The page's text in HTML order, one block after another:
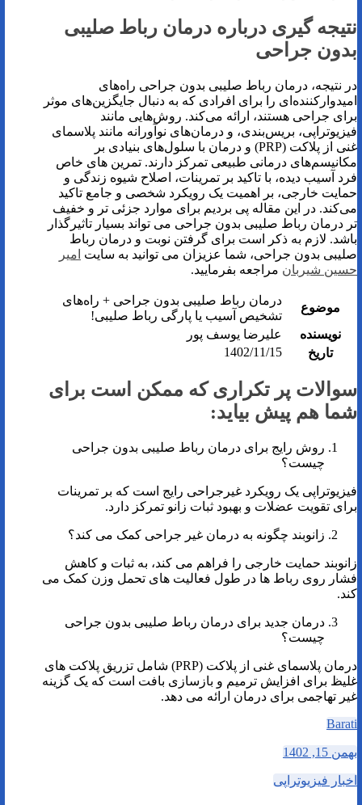
نتیجه گیری درباره درمان رباط صلیبی
بدون جراحی
در نتیجه، درمان رباط صلیبی بدون جراحی راه‌های
امیدوارکننده‌ای را برای افرادی که به دنبال جایگزین‌های موثر
برای جراحی هستند، ارائه می‌کند. روش‌هایی مانند
فیزیوتراپی، بریس‌بندی، و درمان‌های نوآورانه مانند پلاسمای
غنی از پلاکت (PRP) و درمان با سلول‌های بنیادی بر
مکانیسم‌های درمانی طبیعی تمرکز دارند. تمرین های خاص
فرد آسیب دیده، با تاکید بر تمرینات، اصلاح شیوه زندگی و
حمایت خارجی، بر اهمیت یک رویکرد شخصی و جامع تاکید
می‌کند. در این مقاله پی بردیم برای موارد جزئی تر و خفیف
تر درمان رباط صلیبی بدون جراحی می تواند بسیار تاثیرگذار
باشد. لازم به ذکر است برای گرفتن نوبت و درمان رباط
صلیبی بدون جراحی، شما عزیزان می توانید به سایت امیر
حسین شیربان مراجعه بفرمایید.
موضوع
درمان رباط صلیبی بدون جراحی + راه‌های
تشخیص آسیب یا پارگی رباط صلیبی!
نویسنده
علیرضا یوسف پور
تاریخ
1402/11/15
سوالات پر تکراری که ممکن است برای
شما هم پیش بیاید:
روش رایج برای درمان رباط صلیبی بدون جراحی
چیست؟
فیزیوتراپی یک رویکرد غیرجراحی رایج است که بر تمرینات
برای تقویت عضلات و بهبود ثبات زانو تمرکز دارد.
زانوبند چگونه به درمان غیر جراحی کمک می کند؟
زانوبند حمایت خارجی را فراهم می کند، به ثبات و کاهش
فشار روی رباط ها در طول فعالیت های تحمل وزن کمک می
کند.
درمان جدید برای درمان رباط صلیبی بدون جراحی
چیست؟
درمان پلاسمای غنی از پلاکت (PRP) شامل تزریق پلاکت های
غلیظ برای افزایش ترمیم و بازسازی بافت است که یک گزینه
غیر تهاجمی برای درمان ارائه می دهد.
Barati
بهمن 15, 1402
اخبار فیزیوتراپی